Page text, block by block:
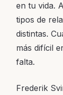
en tu vida.
tipos de
distintas.
más difícil
falta.
Frederik